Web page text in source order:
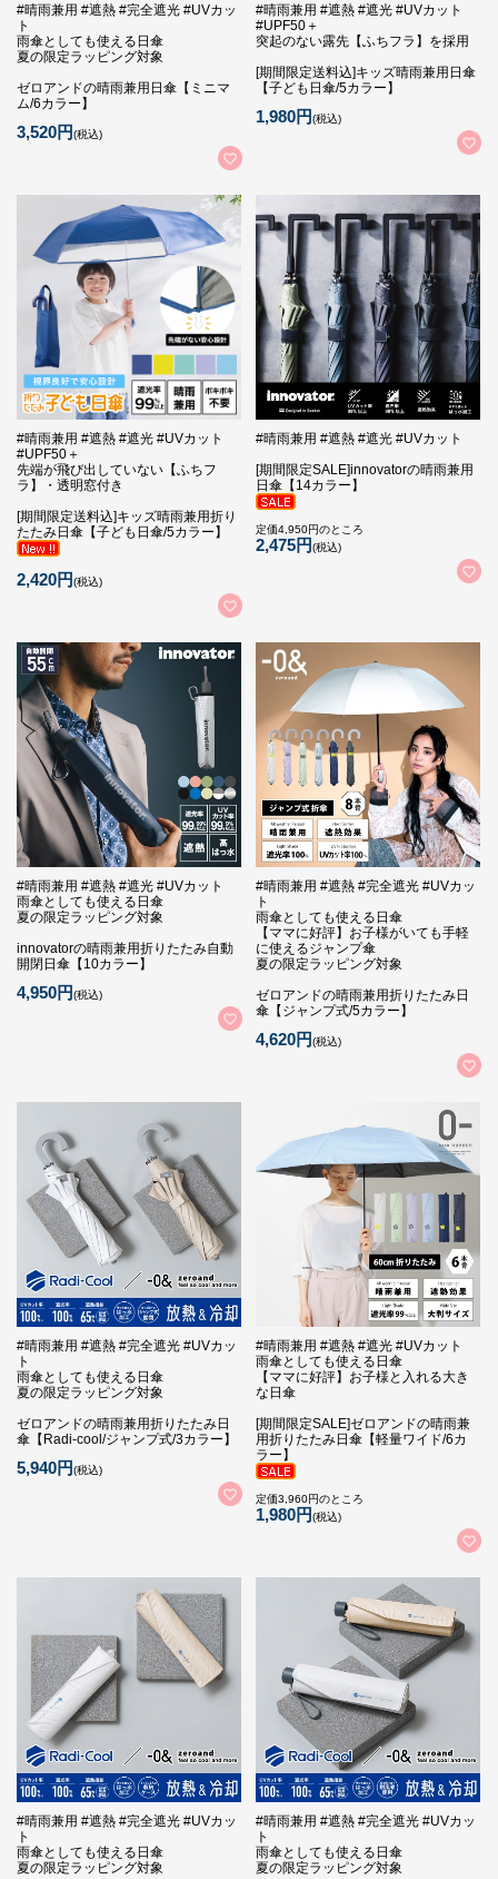
#晴雨兼用 #遮熱 #完全遮光 #UVカッ
ト
雨傘としても使える日傘
夏の限定ラッピング対象
ゼロアンドの晴雨兼用日傘【ミニマ
ム/6カラー】
3,520円(税込)
#晴雨兼用 #遮熱 #遮光 #UVカット
#UPF50＋
突起のない露先【ふちフラ】を採用
[期間限定送料込]キッズ晴雨兼用日傘
【子ども日傘/5カラー】
1,980円(税込)
#晴雨兼用 #遮熱 #遮光 #UVカット
#UPF50＋
先端が飛び出していない【ふちフ
ラ】・透明窓付き
[期間限定送料込]キッズ晴雨兼用折り
たたみ日傘【子ども日傘/5カラー】
2,420円(税込)
#晴雨兼用 #遮熱 #遮光 #UVカット
[期間限定SALE]innovatorの晴雨兼用
日傘【14カラー】
定価4,950円のところ
2,475円(税込)
#晴雨兼用 #遮熱 #遮光 #UVカット
雨傘としても使える日傘
夏の限定ラッピング対象
innovatorの晴雨兼用折りたたみ自動
開閉日傘【10カラー】
4,950円(税込)
#晴雨兼用 #遮熱 #完全遮光 #UVカッ
ト
雨傘としても使える日傘
【ママに好評】お子様がいても手軽
に使えるジャンプ傘
夏の限定ラッピング対象
ゼロアンドの晴雨兼用折りたたみ日
傘【ジャンプ式/5カラー】
4,620円(税込)
#晴雨兼用 #遮熱 #完全遮光 #UVカッ
ト
雨傘としても使える日傘
夏の限定ラッピング対象
ゼロアンドの晴雨兼用折りたたみ日
傘【Radi-cool/ジャンプ式/3カラー】
5,940円(税込)
#晴雨兼用 #遮熱 #遮光 #UVカット
雨傘としても使える日傘
【ママに好評】お子様と入れる大き
な日傘
[期間限定SALE]ゼロアンドの晴雨兼
用折りたたみ日傘【軽量ワイド/6カ
ラー】
定価3,960円のところ
1,980円(税込)
#晴雨兼用 #遮熱 #完全遮光 #UVカッ
ト
雨傘としても使える日傘
夏の限定ラッピング対象
#晴雨兼用 #遮熱 #完全遮光 #UVカッ
ト
雨傘としても使える日傘
夏の限定ラッピング対象